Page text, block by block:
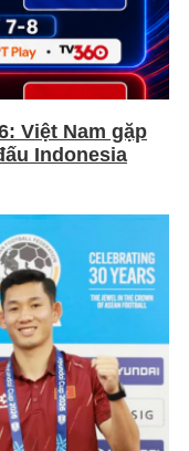
Việt Nam gặp
Indonesia